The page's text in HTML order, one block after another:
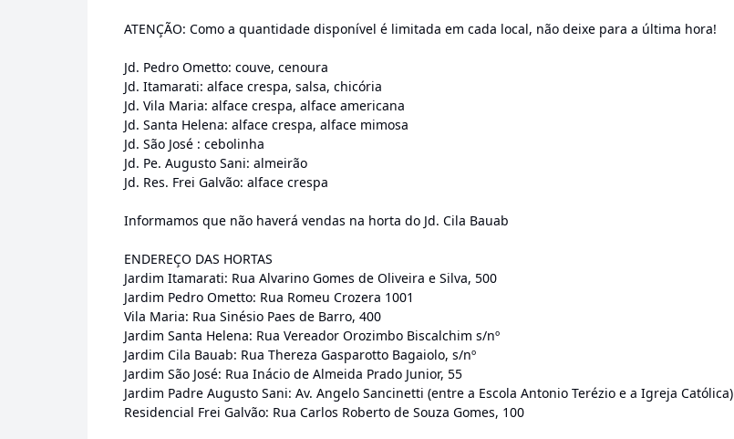
ATENÇÃO: Como a quantidade disponível é limitada em cada local, não deixe para a última hora!
Jd. Pedro Ometto: couve, cenoura
Jd. Itamarati: alface crespa, salsa, chicória
Jd. Vila Maria: alface crespa, alface americana
Jd. Santa Helena: alface crespa, alface mimosa
Jd. São José : cebolinha
Jd. Pe. Augusto Sani: almeirão
Jd. Res. Frei Galvão: alface crespa
Informamos que não haverá vendas na horta do Jd. Cila Bauab
ENDEREÇO DAS HORTAS
Jardim Itamarati: Rua Alvarino Gomes de Oliveira e Silva, 500
Jardim Pedro Ometto: Rua Romeu Crozera 1001
Vila Maria: Rua Sinésio Paes de Barro, 400
Jardim Santa Helena: Rua Vereador Orozimbo Biscalchim s/nº
Jardim Cila Bauab: Rua Thereza Gasparotto Bagaiolo, s/nº
Jardim São José: Rua Inácio de Almeida Prado Junior, 55
Jardim Padre Augusto Sani: Av. Angelo Sancinetti (entre a Escola Antonio Terézio e a Igreja Católica)
Residencial Frei Galvão: Rua Carlos Roberto de Souza Gomes, 100